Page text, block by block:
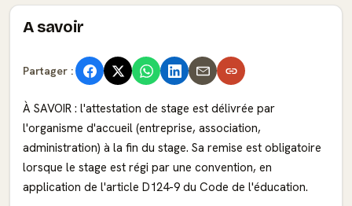
A savoir
Partager :
À SAVOIR : l'attestation de stage est délivrée par
l'organisme d'accueil (entreprise, association,
administration) à la fin du stage. Sa remise est obligatoire
lorsque le stage est régi par une convention, en
application de l'article D124-9 du Code de l'éducation.